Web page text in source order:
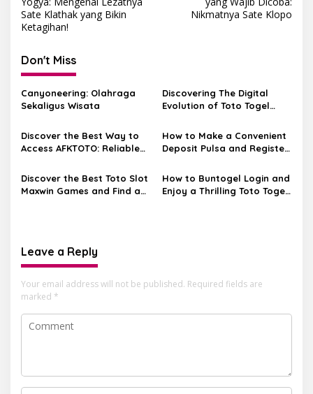
Sate Klathak yang Bikin
Ketagihan!
Nikmatnya Sate Klopo
Don't Miss
Canyoneering: Olahraga
Sekaligus Wisata
Discovering The Digital
Evolution of Toto Togel
Platform
Discover the Best Way to
Access AFKTOTO: Reliable
Trust
How to Make a Convenient
Deposit Pulsa and Register
Seamless Betting
Discover the Best Toto Slot
Maxwin Games and Find a
How to Buntogel Login and
Enjoy a Thrilling Toto Togel
Leave a Reply
Your email address will not be published. Required fields are
marked *